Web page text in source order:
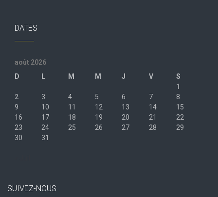
DATES
août 2026
D
L M M J V
S
1
2
3 4 5 6 7
8
9
10 11 12 13 14
15
16
17 18 19 20 21
22
23
24 25 26 27 28
29
30
31
SUIVEZ-NOUS